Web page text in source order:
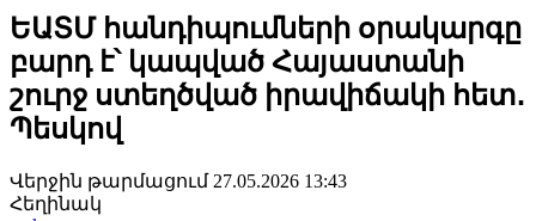
ԵԱՏՄ հանդիպումների օրակարգը
բարդ է՝ կապված Հայաստանի
շուրջ ստեղծված իրավիճակի հետ․
Պեսկով
Վերջին թարմացում 27.05.2026 13:43
Հեղինակ